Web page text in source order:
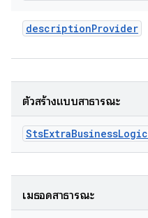
descriptionProvider
ตัวสร้างแบบสาธารณะ
StsExtraBusinessLogic
เมธอดสาธารณะ